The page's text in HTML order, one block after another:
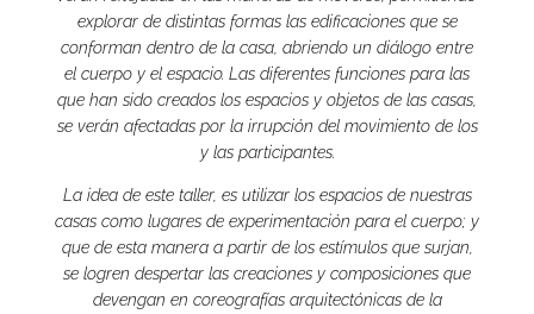
h
e
T
explorar de distintas formas las edificaciones que se
conforman dentro de la casa, abriendo un diálogo entre
el cuerpo y el espacio. Las diferentes funciones para las
que han sido creados los espacios y objetos de las casas,
se verán afectadas por la irrupción del movimiento de los
y las participantes.
La idea de este taller, es utilizar los espacios de nuestras
casas como lugares de experimentación para el cuerpo; y
que de esta manera a partir de los estímulos que surjan,
se logren despertar las creaciones y composiciones que
devengan en coreografías arquitectónicas de la